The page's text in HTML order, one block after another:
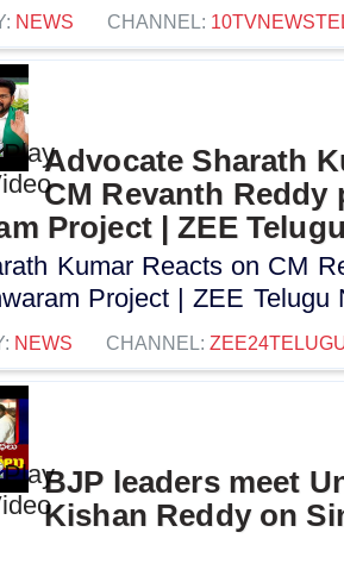
NEWS CHANNEL:
Advocate Sharath
CM Revanth Reddy
Project | ZEE
Kumar Reacts on CM
Project | ZEE Telugu
NEWS CHANNEL:
BJP leaders meet
Kishan Reddy on